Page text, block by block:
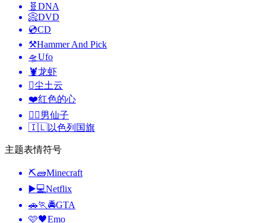
🧬 DNA
📀DVD
💿CD
⚒️Hammer And Pick
🛸Ufo
🦞龙虾
🫯尘土云
❤️红色的心
🧚‍♂️男仙子
🇮🇱以色列国旗
主题表情符号
⛏🧱Minecraft
▶️💻Netflix
🚗🏃🚔GTA
🩷🖤Emo